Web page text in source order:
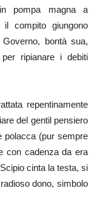
pompa magna a
il compito giungono
bontà sua,
per ripianare i debiti
repentinamente
del gentil pensiero
polacca (pur sempre
con cadenza da era
cinta la testa, si
dono, simbolo